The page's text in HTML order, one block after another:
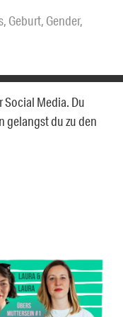
, Geburt, Gender,
Social Media. Du
gelangst du zu den